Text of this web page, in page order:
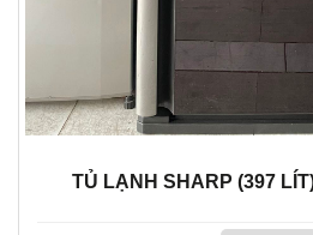
TỦ LẠNH SHARP (397